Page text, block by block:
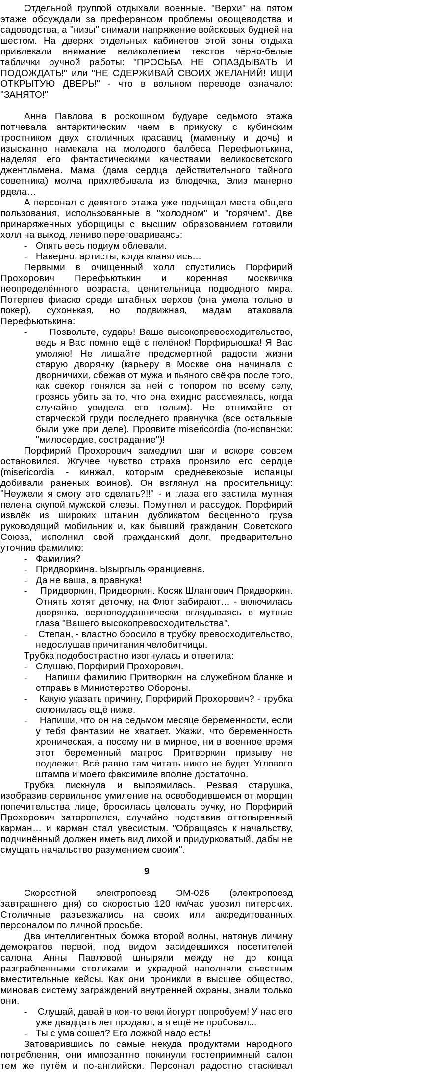
Отдельной группой отдыхали военные. "Верхи" на пятом
этаже обсуждали за преферансом проблемы овощеводства и
садоводства, а "низы" снимали напряжение войсковых будней на
шестом. На дверях отдельных кабинетов этой зоны отдыха
привлекали внимание великолепием текстов чёрно-белые
таблички ручной работы: "ПРОСЬБА НЕ ОПАЗДЫВАТЬ И
ПОДОЖДАТЬ!" или "НЕ СДЕРЖИВАЙ СВОИХ ЖЕЛАНИЙ! ИЩИ
ОТКРЫТУЮ ДВЕРЬ!" - что в вольном переводе означало:
"ЗАНЯТО!"
Анна Павлова в роскошном будуаре седьмого этажа
потчевала антарктическим чаем в прикуску с кубинским
тростником двух столичных красавиц (маменьку и дочь) и
изысканно намекала на молодого балбеса Перефьютькина,
наделяя его фантастическими качествами великосветского
джентльмена. Мама (дама сердца действительного тайного
советника) молча прихлёбывала из блюдечка, Элиз манерно
рдела…
А персонал с девятого этажа уже подчищал места общего
пользования, использованные в "холодном" и "горячем". Две
принаряженных уборщицы с высшим образованием готовили
холл на выход, лениво переговариваясь:
-
Опять весь подиум облевали.
-
Наверно, артисты, когда кланялись…
Первыми в очищенный холл спустились Порфирий
Прохорович Перефьютькин и коренная москвичка
неопределённого возраста, ценительница подводного мира.
Потерпев фиаско среди штабных верхов (она умела только в
покер), сухонькая, но подвижная, мадам атаковала
Перефьютькина:
-
Позвольте, сударь! Ваше высокопревосходительство,
ведь я Вас помню ещё с пелёнок! Порфирьюшка! Я Вас
умоляю! Не лишайте предсмертной радости жизни
старую дворянку (карьеру в Москве она начинала с
дворничихи, сбежав от мужа и пьяного свёкра после того,
как свёкор гонялся за ней с топором по всему селу,
грозясь убить за то, что она ехидно рассмеялась, когда
случайно увидела его голым). Не отнимайте от
старческой груди последнего правнучка (все остальные
были уже при деле). Проявите misericordia (по-испански:
"милосердие, сострадание")!
Порфирий Прохорович замедлил шаг и вскоре совсем
остановился. Жгучее чувство страха пронзило его сердце
(misericordia - кинжал, которым средневековые испанцы
добивали раненых воинов). Он взглянул на просительницу:
"Неужели я смогу это сделать?!!" - и глаза его застила мутная
пелена скупой мужской слезы. Помутнел и рассудок. Порфирий
извлёк из широких штанин дубликатом бесценного груза
руководящий мобильник и, как бывший гражданин Советского
Союза, исполнил свой гражданский долг, предварительно
уточнив фамилию:
-
Фамилия?
-
Придворкина. Ызыргыль Франциевна.
-
Да не ваша, а правнука!
-
Придворкин, Придворкин. Косяк Шлангович Придворкин.
Отнять хотят деточку, на Флот забирают… - включилась
дворянка, верноподданнически вглядываясь в мутные
глаза "Вашего высокопревосходительства".
-
Степан, - властно бросило в трубку превосходительство,
недослушав причитания челобитчицы.
Трубка подобострастно изогнулась и ответила:
-
Слушаю, Порфирий Прохорович.
-
Напиши фамилию Притворкин на служебном бланке и
отправь в Министерство Обороны.
-
Какую указать причину, Порфирий Прохорович? - трубка
склонилась ещё ниже.
-
Напиши, что он на седьмом месяце беременности, если
у тебя фантазии не хватает. Укажи, что беременность
хроническая, а посему ни в мирное, ни в военное время
этот беременный матрос Притворкин призыву не
подлежит. Всё равно там читать никто не будет. Углового
штампа и моего факсимиле вполне достаточно.
Трубка пискнула и выпрямилась. Резвая старушка,
изобразив сервильное умиление на освободившемся от морщин
попечительства лице, бросилась целовать ручку, но Порфирий
Прохорович заторопился, случайно подставив оттопыренный
карман… и карман стал увесистым. "Обращаясь к начальству,
подчинённый должен иметь вид лихой и придурковатый, дабы не
смущать начальство разумением своим".
9
Скоростной электропоезд ЭМ-026 (электропоезд
завтрашнего дня) со скоростью 120 км/час увозил питерских.
Столичные разъезжались на своих или аккредитованных
персоналом по личной просьбе.
Два интеллигентных бомжа второй волны, натянув личину
демократов первой, под видом засидевшихся посетителей
салона Анны Павловой шныряли между не до конца
разграбленными столиками и украдкой наполняли съестным
вместительные кейсы. Как они проникли в высшее общество,
миновав систему заграждений внутренней охраны, знали только
они.
-
Слушай, давай в кои-то веки йогурт попробуем! У нас его
уже двадцать лет продают, а я ещё не пробовал...
-
Ты с ума сошел? Его ложкой надо есть!
Затоварившись по самые некуда продуктами народного
потребления, они импозантно покинули гостеприимный салон
тем же путём и по-английски. Персонал радостно стаскивал